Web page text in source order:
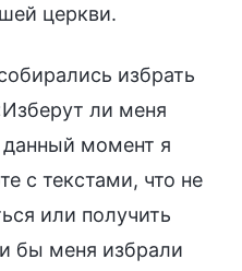
церкви.
избрать
ли меня
данный момент я
с текстами, что не
или получить
бы меня избрали